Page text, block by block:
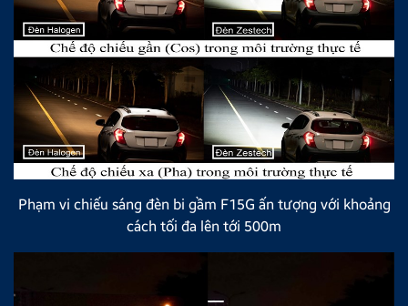
Phạm vi chiếu sáng đèn bi gầm F15G ấn tượng với khoảng
cách tối đa lên tới 500m